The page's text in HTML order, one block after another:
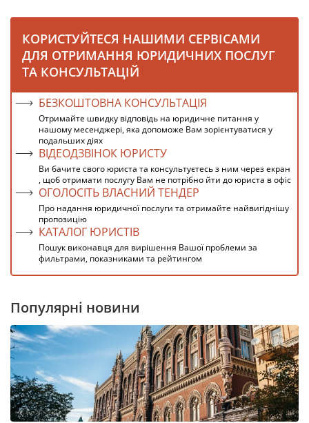
КОРИСТУЙТЕСЯ НАШИМИ СЕРВІСАМИ
ДЛЯ ОТРИМАННЯ ЮРИДИЧНИХ ПОСЛУГ
ТА КОНСУЛЬТАЦІЙ
БЕЗКОШТОВНА КОНСУЛЬТАЦІЯ
Отримайте швидку відповідь на юридичне питання у
нашому месенджері, яка допоможе Вам зорієнтуватися у
подальших діях
ВІДЕОДЗВІНОК ЮРИСТУ
Ви бачите свого юриста та консультуєтесь з ним через екран
, щоб отримати послугу Вам не потрібно йти до юриста в офіс
ОГОЛОСІТЬ ВЛАСНИЙ ТЕНДЕР
Про надання юридичної послуги та отримайте найвигіднішу
пропозицію
КАТАЛОГ ЮРИСТІВ
Пошук виконавця для вирішення Вашої проблеми за
фильтрами, показниками та рейтингом
Популярні новини